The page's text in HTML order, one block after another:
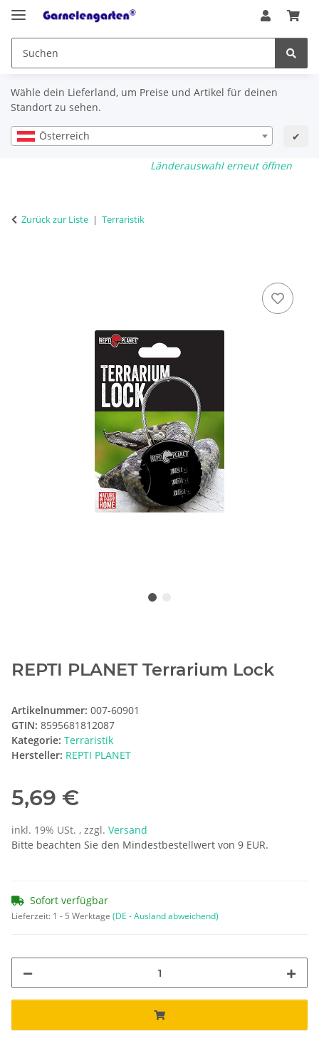
Wähle dein Lieferland, um Preise und Artikel für deinen
Standort zu sehen.
Österreich ✔
Länderauswahl erneut öffnen
Zurück zur Liste Terraristik
REPTI PLANET Terrarium Lock
Artikelnummer: 007-60901
GTIN: 8595681812087
Kategorie: Terraristik
Hersteller: REPTI PLANET
5,69 €
inkl. 19% USt. , zzgl. Versand
Bitte beachten Sie den Mindestbestellwert von 9 EUR.
Sofort verfügbar
Lieferzeit: 1 - 5 Werktage (DE - Ausland abweichend)